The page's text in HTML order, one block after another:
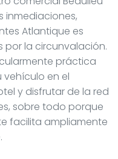
inmediaciones,
Atlantique es
por la circunvalación.
práctica
vehículo en el
y disfrutar de la red
sobre todo porque
facilita ampliamente